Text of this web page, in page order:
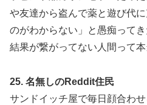
や友達から盗んで薬と遊び代
のがわからない」と愚痴って
結果が繋がってない人間って本
25. 名無しのReddit住民
サンドイッチ屋で毎日顔合わ